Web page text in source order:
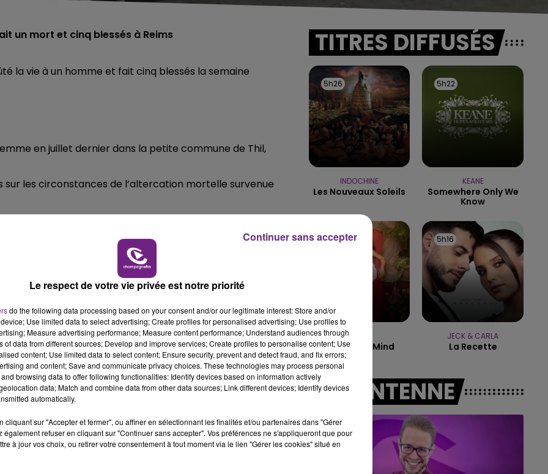
LA FAMILLE
10h00 - 14h00
LE TICKET DE CAISSE
un mort et cinq blessés à Reims
la vie à un homme et fait cinq blessés la semaine
en juillet dernier dans la petite commune de Thil,
les circonstances de l’altercation mortelle survenue
entre familles appartenant à la communauté
L'INSPECTION DU TRAVAIL RAPPELLE À
L'ORDRE SUR LES CONDITIONS DE...
Alors que les dates de début des vendange
2026 s'est avéré être plus précoce que prévu,
TITRES DIFFUSÉS
5h26
5h26
INDOCHINE
Les Nouveaux Soleils
5h22
5h22
KEANE
Somewhere Only We
Know
5h19
5h19
One Track Mind
5h16
5h16
JECK & CARLA
La Recette
A L'ANTENNE
Le respect de votre vie privée est notre priorité
do the following data processing based on your consent and/or our legitimate interest: Store and/or
Use limited data to select advertising; Create profiles for personalised advertising; Use profiles to
Measure advertising performance; Measure content performance; Understand audiences through
of data from different sources; Develop and improve services; Create profiles to personalise content; Use
content; Use limited data to select content; Ensure security, prevent and detect fraud, and fix errors;
and content; Save and communicate privacy choices. These technologies may process personal
browsing data to offer following functionalities: Identify devices based on information actively
data; Match and combine data from other data sources; Link different devices; Identify devices
automatically.
cliquant sur "Accepter et fermer", ou affiner en sélectionnant les finalités et/ou partenaires dans "Gérer
également refuser en cliquant sur "Continuer sans accepter". Vos préférences ne s'appliqueront que pour
à jour vos choix, ou retirer votre consentement à tout moment via le lien "Gérer les cookies" situé en
Continuer sans accepter